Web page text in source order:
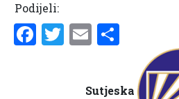
Podijeli:
Facebook
Twitter
Email
Sutjeska